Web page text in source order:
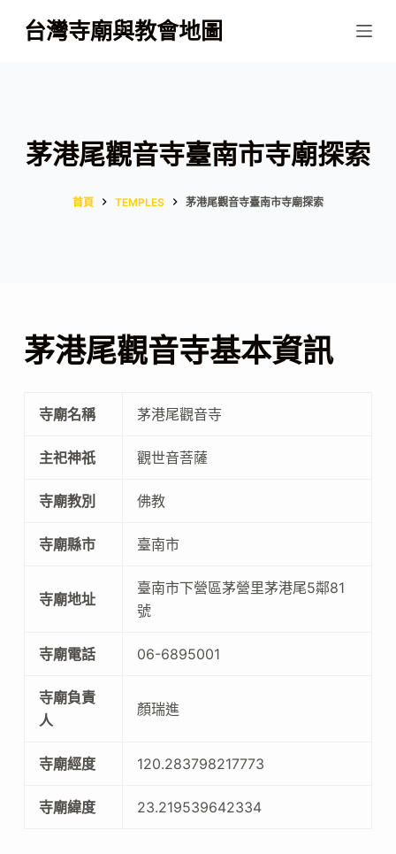
跳
至
台灣寺廟與教會地圖
茅港尾觀音寺臺南市寺廟探索
首頁 TEMPLES 茅港尾觀音寺臺南市寺廟探索
茅港尾觀音寺基本資訊
寺廟名稱 茅港尾觀音寺
主祀神祇 觀世音菩薩
寺廟教別 佛教
寺廟縣市 臺南市
寺廟地址
臺南市下營區茅營里茅港尾5鄰81
號
寺廟電話 06-6895001
寺廟負責
人
顏瑞進
寺廟經度 120.283798217773
寺廟緯度 23.219539642334